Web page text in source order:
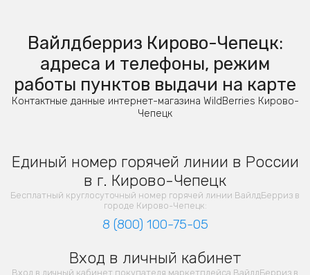
Вайлдберриз Кирово-Чепецк:
адреса и телефоны, режим
работы пунктов выдачи на карте
Контактные данные интернет-магазина WildBerries Кирово-
Чепецк
Единый номер горячей линии в России
в г. Кирово-Чепецк
Бесплатный круглосуточный номер горячей линии ВайлдБерриз в
городе Кирово-Чепецк:
8 (800) 100-75-05
Вход в личный кабинет
Вход в личный кабинет покупателя маркетплейса ВайлдБерриз в